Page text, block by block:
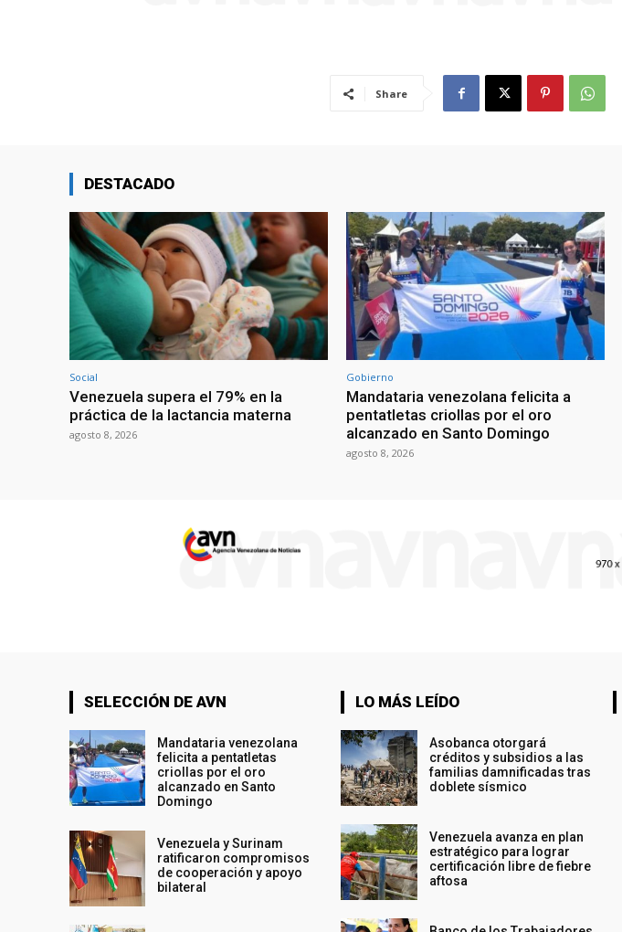
Share
DESTACADO
Social
Venezuela supera el 79% en la
práctica de la lactancia materna
agosto 8, 2026
Gobierno
Mandataria venezolana felicita a
pentatletas criollas por el oro
alcanzado en Santo Domingo
agosto 8, 2026
SELECCIÓN DE AVN
Mandataria venezolana
felicita a pentatletas
criollas por el oro
alcanzado en Santo
Domingo
Venezuela y Surinam
ratificaron compromisos
de cooperación y apoyo
bilateral
LO MÁS LEÍDO
Asobanca otorgará
créditos y subsidios a las
familias damnificadas tras
doblete sísmico
Venezuela avanza en plan
estratégico para lograr
certificación libre de fiebre
aftosa